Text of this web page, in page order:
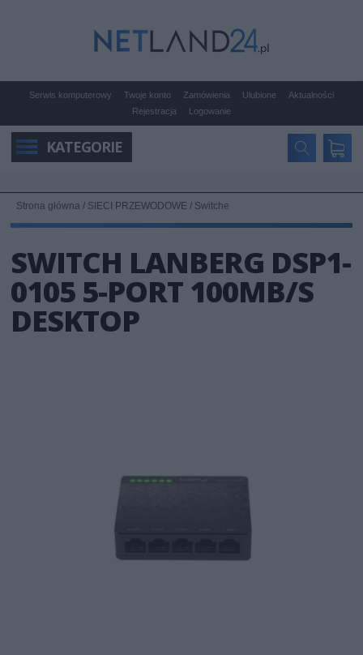
Serwis komputerowy Twoje konto Zamówienia Ulubione
Aktualności
Rejestracja
Logowanie
KATEGORIE
Strona główna / SIECI PRZEWODOWE / Switche
SWITCH LANBERG DSP1-
0105 5-PORT 100MB/S
DESKTOP